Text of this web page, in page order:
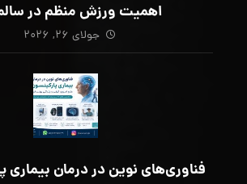
اهمیت ورزش منظم در
جولای ۲۶, ۲۰۲۶
فناوری‌های نوین در درمان بیماری